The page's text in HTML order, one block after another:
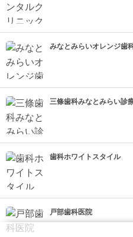
みなとみらいオレンジ歯
三條歯科みなとみらい診
歯科ホワイトスタイル
戸部歯科医院